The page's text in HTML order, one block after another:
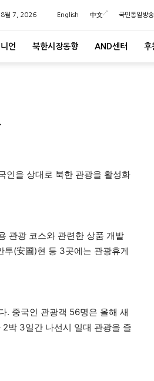
8월 7, 2026 English 中文 국민통일방송
언 북한시장동향 AND센터 후
인을 상대로 북한 관광을 활성화
관광 코스와 관련한 상품 개발
(安圖)현 등 3곳에는 관광휴게
. 중국인 관광객 56명은 올해 새
박 3일간 나선시 일대 관광을 즐